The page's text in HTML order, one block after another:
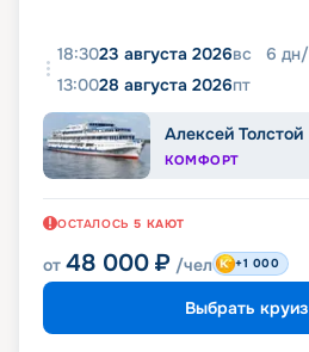
18:3023 августа 2026вс 6 дн/
13:0028 августа 2026пт
Алексей Толстой
КОМФОРТ
ОСТАЛОСЬ 5 КАЮТ
от 48 000 ₽ /чел +1 000
Выбрать круиз